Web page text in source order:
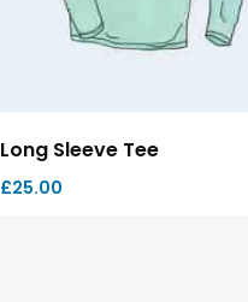
Long Sleeve Tee
£25.00